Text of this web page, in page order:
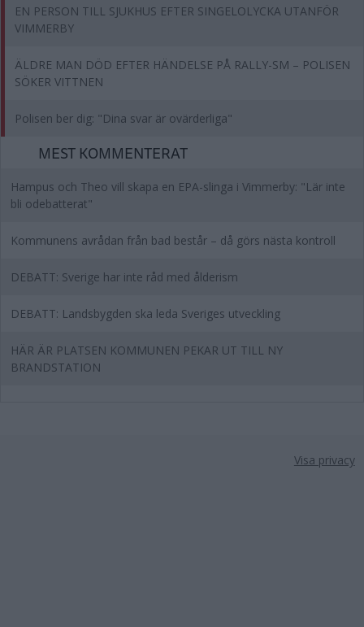
EN PERSON TILL SJUKHUS EFTER SINGELOLYCKA UTANFÖR
VIMMERBY
ÄLDRE MAN DÖD EFTER HÄNDELSE PÅ RALLY-SM – POLISEN
SÖKER VITTNEN
Polisen ber dig: "Dina svar är ovärderliga"
MEST KOMMENTERAT
Hampus och Theo vill skapa en EPA-slinga i Vimmerby: "Lär inte
bli odebatterat"
Kommunens avrådan från bad består – då görs nästa kontroll
DEBATT: Sverige har inte råd med ålderism
DEBATT: Landsbygden ska leda Sveriges utveckling
HÄR ÄR PLATSEN KOMMUNEN PEKAR UT TILL NY
BRANDSTATION
Visa privacy